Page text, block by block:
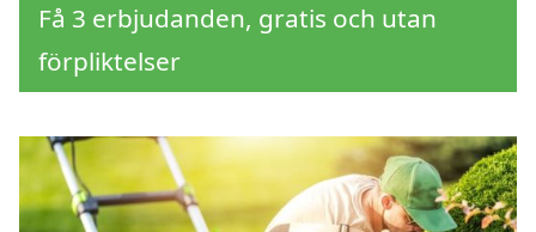
Få 3 erbjudanden, gratis och utan
förpliktelser